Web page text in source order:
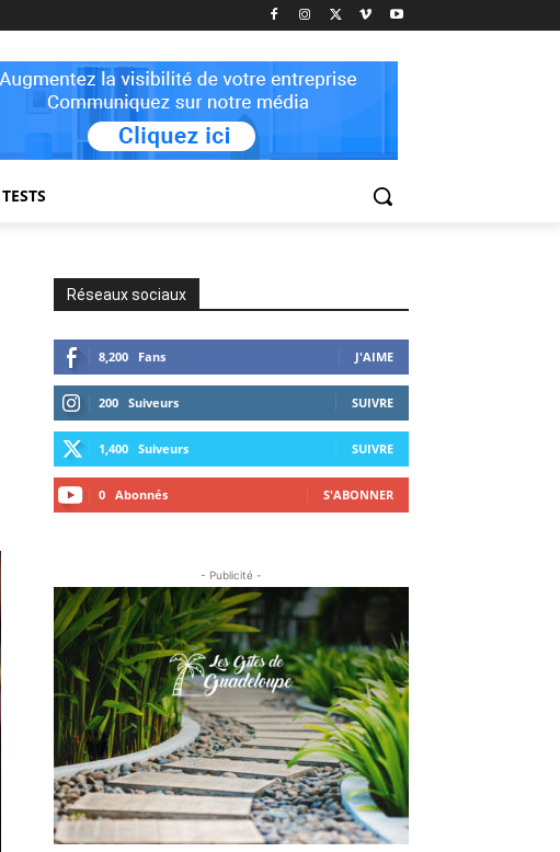
TESTS
Réseaux sociaux
8,200 Fans J'AIME
200 Suiveurs SUIVRE
1,400 Suiveurs SUIVRE
0 Abonnés S'ABONNER
- Publicité -